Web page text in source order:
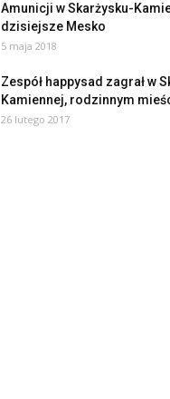
Amunicji w Skarżysku-
dzisiejsze Mesko
5 maja 2018
Zespół happysad zagrał w
Kamiennej, rodzinnym
26 lutego 2017